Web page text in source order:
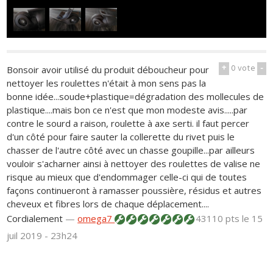
+ 0vote -
Bonsoir avoir utilisé du produit déboucheur pour
nettoyer les roulettes n'était à mon sens pas la
bonne idée...soude+plastique=dégradation des mollecules de
plastique....mais bon ce n'est que mon modeste avis.....par
contre le sourd a raison, roulette à axe serti. il faut percer
d'un côté pour faire sauter la collerette du rivet puis le
chasser de l'autre côté avec un chasse goupille...par ailleurs
vouloir s'acharner ainsi à nettoyer des roulettes de valise ne
risque au mieux que d'endommager celle-ci qui de toutes
façons continueront à ramasser poussière, résidus et autres
cheveux et fibres lors de chaque déplacement....
Cordialement —omega7 43110 ptsle 15
juil 2019 - 23h24